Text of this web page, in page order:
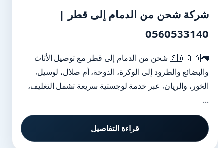
شركة شحن من الدمام إلى قطر |
0560533140
🚛🇸🇦🇶🇦 شحن من الدمام إلى قطر مع توصيل الأثاث
والبضائع والطرود إلى الوكرة، الدوحة، أم صلال، لوسيل،
الخور، والريان، عبر خدمة لوجستية سريعة تشمل التغليف،
...
قراءة التفاصيل